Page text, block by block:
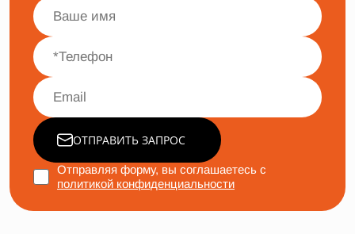
ОТПРАВИТЬ ЗАПРОС
Отправляя форму, вы соглашаетесь с
политикой конфиденциальности